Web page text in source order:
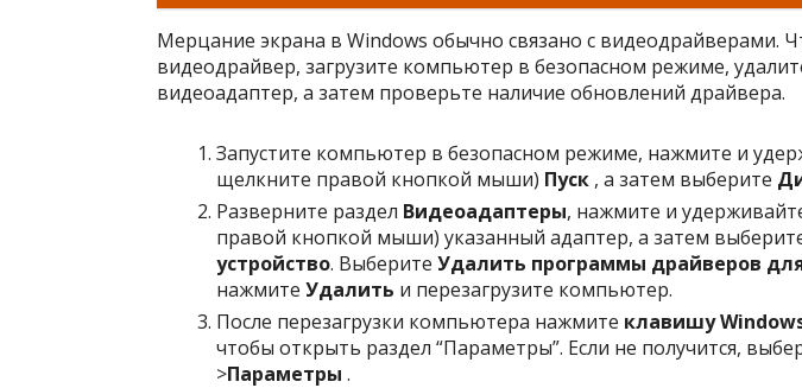
Мерцание экрана в Windows обычно связано с видеодрайверами.
видеодрайвер, загрузите компьютер в безопасном режиме,
видеоадаптер, а затем проверьте наличие обновлений драйвера.
Запустите компьютер в безопасном режиме, нажмите и
щелкните правой кнопкой мыши) Пуск , а затем выберите
Разверните раздел Видеоадаптеры, нажмите и
правой кнопкой мыши) указанный адаптер, а затем
устройство. Выберите Удалить программы драйверов для
нажмите Удалить и перезагрузите компьютер.
После перезагрузки компьютера нажмите клавишу
чтобы открыть раздел “Параметры”. Если не получится,
>Параметры .